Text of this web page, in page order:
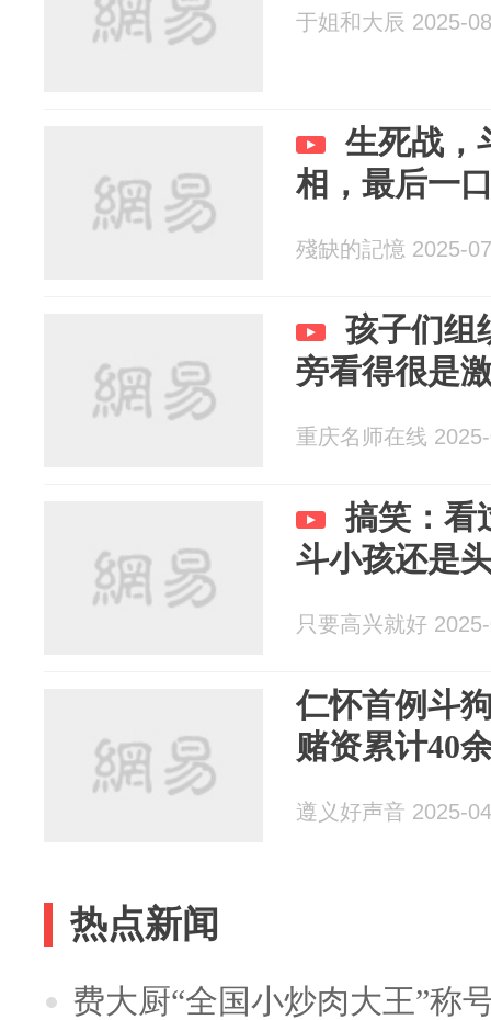
于姐和大辰 2025-
生死战，
相，最后一
殘缺的記憶 2025-
孩子们组
旁看得很是
重庆名师在线
搞笑：看
斗小孩还是
只要高兴就好
仁怀首例斗
赌资累计40
遵义好声音 2025-
热点新闻
费大厨“全国小炒肉大王”称